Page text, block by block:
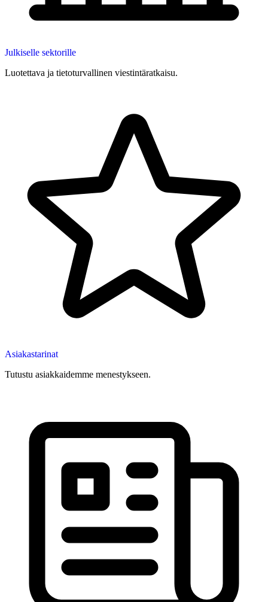
Julkiselle sektorille
Luotettava ja tietoturvallinen viestintäratkaisu.
Asiakastarinat
Tutustu asiakkaidemme menestykseen.